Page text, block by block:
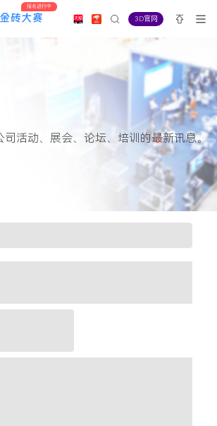
报名进行中
3D官网
司活动、展会、论坛、培训的最新讯息。